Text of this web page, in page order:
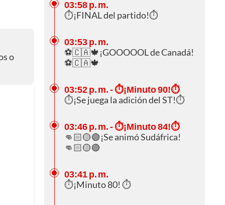
o
03:58 p. m.
⏱️¡FINAL del partido!⏱️
03:53 p. m.
⚽🇨🇦🍁¡GOOOOOL de Canadá!
⚽🇨🇦🍁
03:52 p. m.- ⏱️¡Minuto 90!⏱️
⏱️¡Se juega la adición del ST!⏱️
03:46 p. m.- ⏱️¡Minuto 84!⏱️
👊🏻🟡🟢¡Se animó Sudáfrica!
👊🏻🟡🟢
03:41 p. m.
⏱️¡Minuto 80! ⏱️